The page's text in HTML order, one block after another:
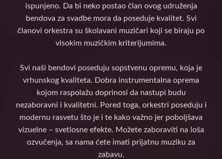
ispunjeno. Da bi neko postao član ovog udruženja
bendova za svadbe mora da poseduje kvalitet. Svi
članovi orkestra su školavani muzičari koji se biraju po
visokim muzičkim kriterijumima.
Svi naši bendovi poseduju sopstvenu opremu, koja je
vrhunskog kvaliteta. Dobra instrumentalna oprema
kojom raspolažu doprinosi da nastupi budu
nezaboravni i kvalitetni. Pored toga, orkestri poseduju i
modernu rasvetu što je i te kako važno jer poboljšava
vizuelne – svetlosne efekte. Možete zaboraviti na loša
ozvučenja, sa nama ćete imati prijatnu muziku za
zabavu.